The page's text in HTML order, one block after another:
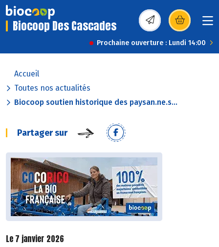
Biocoop Des Cascades (s’ouvre dans une
Prochaine ouverture : Lundi 14:00
Accueil
Toutes nos actualités
Biocoop soutien historique des paysan.ne.s...
Partager sur
Le 7 janvier 2026